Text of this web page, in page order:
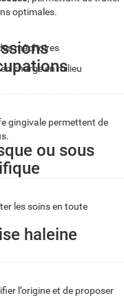
optimales.
mâchoires
charge en milieu
gingivale permettent de
ou sous
les soins en toute
haleine
l’origine et de proposer